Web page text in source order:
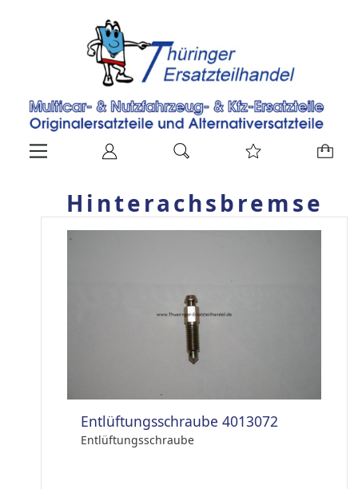
Hinterachsbremse
Entlüftungsschraube 4013072
Entlüftungsschraube